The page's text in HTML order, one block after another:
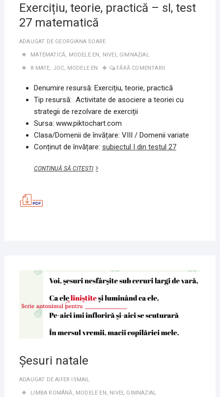
Exercițiu, teorie, practică – sI, test
27 matematică
ADAUGAT DE GEORGIANA SOARE
MATEMATICĂ, MODELE EN, NIVEL GIMNAZIAL
8 MATE, JOC, MODELE EN FĂRĂ COMENTARII
Denumire resursă: Exercițiu, teorie, practică
Tip resursă: Activitate de asociere a teoriei cu
strategii de rezolvare de exerciții
Sursa: www.piktochart.com
Clasa/Domenii de învățare: VIII / Domenii variate
Conținut de învățare: subiectul I din testul 27
CONTINUĂ SĂ CITEȘTIEXERCIȚIU,
Șesuri natale
ADAUGAT DEAIFER ISMAIL
LIMBA ROMÂNĂ, MODELE EN , NIVEL GIMNAZIAL